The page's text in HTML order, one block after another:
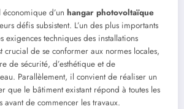
d’un hangar photovoltaïque
défis subsistent. L’un des plus importants
exigences techniques des installations
crucial de se conformer aux normes locales,
de sécurité, d’esthétique et de
Parallèlement, il convient de réaliser un
que le bâtiment existant répond à toutes les
avant de commencer les travaux.